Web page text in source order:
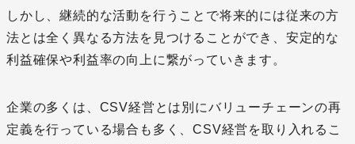
しかし、継続的な活動を行うことで将来的には従来の方
法とは全く異なる方法を見つけることができ、安定的な
利益確保や利益率の向上に繋がっていきます。
企業の多くは、CSV経営とは別にバリューチェーンの再
定義を行っている場合も多く、CSV経営を取り入れるこ